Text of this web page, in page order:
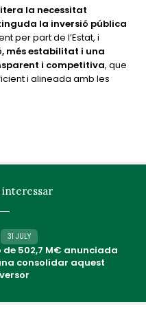
la necessitat
la inversió pública
per part de l’Estat, i
més estabilitat i una
i competitiva, que
i alineada amb les
31 JULY
de 502,7 M€ anunciada
consolidar aquest